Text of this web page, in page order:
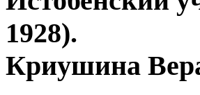
1928).
Криушина